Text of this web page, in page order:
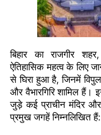
बिहार का राजगीर
ऐतिहासिक महत्व के लिए
से घिरा हुआ है, जिनमें
और वैभारगिरि शामिल हैं।
जुड़े कई प्राचीन मंदिर
प्रमुख जगहें निम्नलिखित हैं: